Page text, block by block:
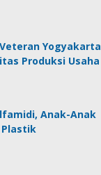
Yogyakarta
Produksi Usaha
Anak-Anak